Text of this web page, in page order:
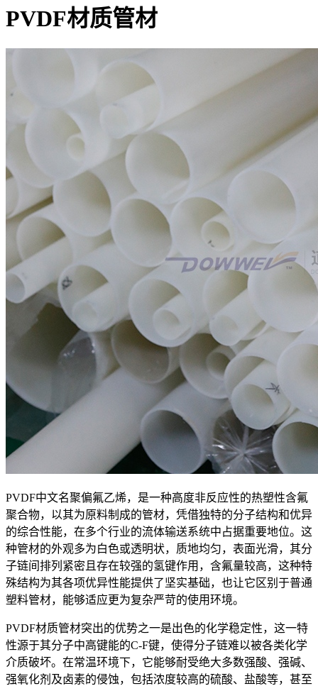
PVDF材质管材
PVDF中文名聚偏氟乙烯，是一种高度非反应性的热塑性含氟
聚合物，以其为原料制成的管材，凭借独特的分子结构和优异
的综合性能，在多个行业的流体输送系统中占据重要地位。这
种管材的外观多为白色或透明状，质地均匀，表面光滑，其分
子链间排列紧密且存在较强的氢键作用，含氟量较高，这种特
殊结构为其各项优异性能提供了坚实基础，也让它区别于普通
塑料管材，能够适应更为复杂严苛的使用环境。
PVDF材质管材突出的优势之一是出色的化学稳定性，这一特
性源于其分子中高键能的C-F键，使得分子链难以被各类化学
介质破坏。在常温环境下，它能够耐受绝大多数强酸、强碱、
强氧化剂及卤素的侵蚀，包括浓度较高的硫酸、盐酸等，甚至